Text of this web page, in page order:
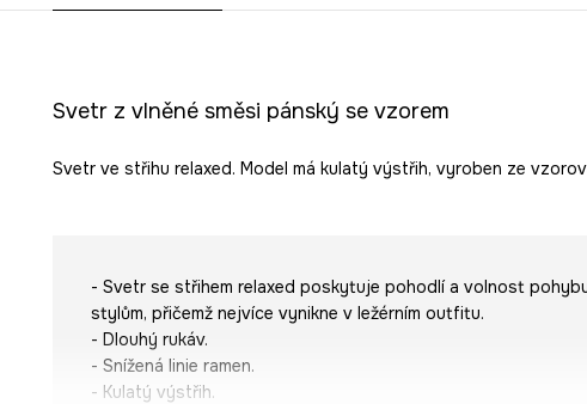
Svetr z vlněné směsi pánský se vzorem
Svetr ve střihu relaxed. Model má kulatý výstřih, vyroben ze
- Svetr se střihem relaxed poskytuje pohodlí a volnost
stylům, přičemž nejvíce vynikne v ležérním outfitu.
- Dlouhý rukáv.
- Snížená linie ramen.
- Kulatý výstřih.